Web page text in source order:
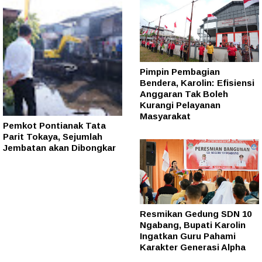
Pemkot Pontianak Tata
Parit Tokaya, Sejumlah
Jembatan akan Dibongkar
Pimpin Pembagian
Bendera, Karolin: Efisiensi
Anggaran Tak Boleh
Kurangi Pelayanan
Masyarakat
Resmikan Gedung SDN 10
Ngabang, Bupati Karolin
Ingatkan Guru Pahami
Karakter Generasi Alpha